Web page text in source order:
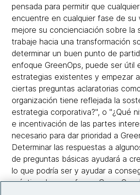
pensada para permitir que
encuentre en cualquier fase de su
mejore su concienciación sobre la
trabaje hacia una transformación
determinar un buen punto de
enfoque GreenOps, puede ser útil
estrategias existentes y empezar
ciertas preguntas aclaratorias
organización tiene reflejada la
estrategia corporativa?", o "¿Qué
e incentivación de las partes
necesario para dar prioridad a
Determinar las respuestas a
de preguntas básicas ayudará a
lo que podría ser y ayudar a
práctica de un enfoque GreenOps.